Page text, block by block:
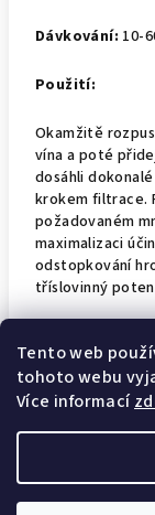
Tento web
tohoto webu
Více informací
Dávkování: 10-
Použití:
Okamžitě
vína a poté
dosáhli
krokem filtrace.
požadovaném
maximalizaci
odstopkování
tříslovinný